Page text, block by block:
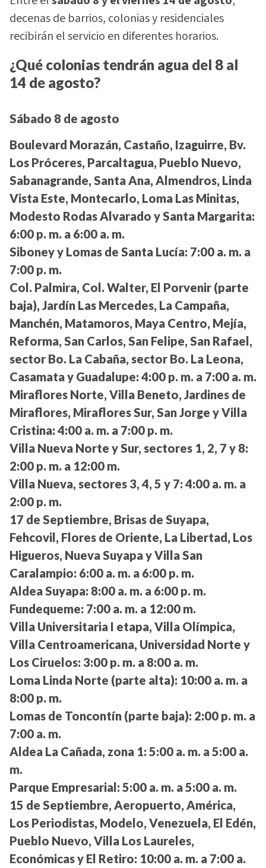
decenas de barrios, colonias y residenciales
recibirán el servicio en diferentes horarios.
¿Qué colonias tendrán agua del 8 al
14 de agosto?
Sábado 8 de agosto
Boulevard Morazán, Castaño, Izaguirre, Bv.
Los Próceres, Parcaltagua, Pueblo Nuevo,
Sabanagrande, Santa Ana, Almendros, Linda
Vista Este, Montecarlo, Loma Las Minitas,
Modesto Rodas Alvarado y Santa Margarita:
6:00 p. m. a 6:00 a. m.
Siboney y Lomas de Santa Lucía: 7:00 a. m. a
7:00 p. m.
Col. Palmira, Col. Walter, El Porvenir (parte
baja), Jardín Las Mercedes, La Campaña,
Manchén, Matamoros, Maya Centro, Mejía,
Reforma, San Carlos, San Felipe, San Rafael,
sector Bo. La Cabaña, sector Bo. La Leona,
Casamata y Guadalupe: 4:00 p. m. a 7:00 a. m.
Miraflores Norte, Villa Beneto, Jardines de
Miraflores, Miraflores Sur, San Jorge y Villa
Cristina: 4:00 a. m. a 7:00 p. m.
Villa Nueva Norte y Sur, sectores 1, 2, 7 y 8:
2:00 p. m. a 12:00 m.
Villa Nueva, sectores 3, 4, 5 y 7: 4:00 a. m. a
2:00 p. m.
17 de Septiembre, Brisas de Suyapa,
Fehcovil, Flores de Oriente, La Libertad, Los
Higueros, Nueva Suyapa y Villa San
Caralampio: 6:00 a. m. a 6:00 p. m.
Aldea Suyapa: 8:00 a. m. a 6:00 p. m.
Fundequeme: 7:00 a. m. a 12:00 m.
Villa Universitaria I etapa, Villa Olímpica,
Villa Centroamericana, Universidad Norte y
Los Ciruelos: 3:00 p. m. a 8:00 a. m.
Loma Linda Norte (parte alta): 10:00 a. m. a
8:00 p. m.
Lomas de Toncontín (parte baja): 2:00 p. m. a
7:00 a. m.
Aldea La Cañada, zona 1: 5:00 a. m. a 5:00 a.
m.
Parque Empresarial: 5:00 a. m. a 5:00 a. m.
15 de Septiembre, Aeropuerto, América,
Los Periodistas, Modelo, Venezuela, El Edén,
Pueblo Nuevo, Villa Los Laureles,
Económicas y El Retiro: 10:00 a. m. a 7:00 a.